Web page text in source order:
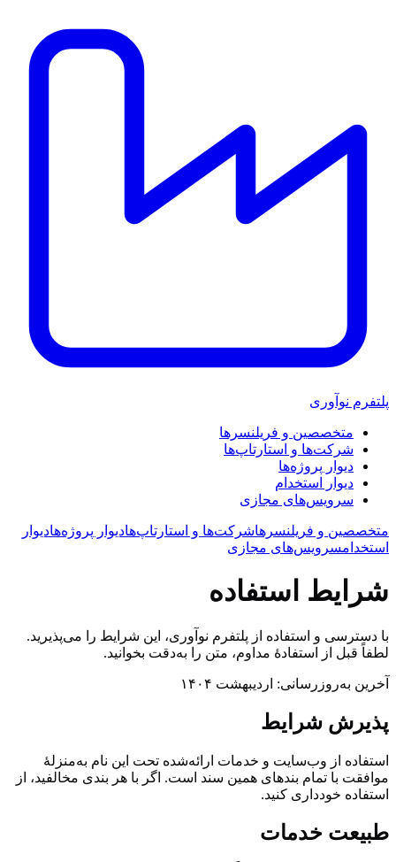
پلتفرم نوآوری
متخصصین و فریلنسرها
شرکت‌ها و استارتاپ‌ها
دیوار پروژه‌ها
دیوار استخدام
سرویس‌های مجازی
متخصصین و فریلنسرهاشرکت‌ها و استارتاپ‌هادیوار پروژه‌هادیوار
استخدامسرویس‌های مجازی
شرایط استفاده
با دسترسی و استفاده از پلتفرم نوآوری، این شرایط را می‌پذیرید.
لطفاً قبل از استفادهٔ مداوم، متن را به‌دقت بخوانید.
آخرین به‌روزرسانی: اردیبهشت ۱۴۰۴
پذیرش شرایط
استفاده از وب‌سایت و خدمات ارائه‌شده تحت این نام به‌منزلهٔ
موافقت با تمام بندهای همین سند است. اگر با هر بندی مخالفید، از
استفاده خودداری کنید.
طبیعت خدمات